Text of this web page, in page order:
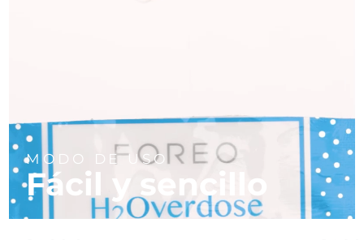
MODO DE USO
Fácil y sencillo